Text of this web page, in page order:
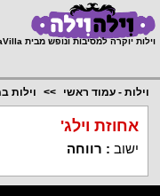
וילות יוקרה למסיבות ונופש מבית VillaVilla
וילות - עמוד ראשי וילות
אחוזת וילג'
ישוב : רווחה